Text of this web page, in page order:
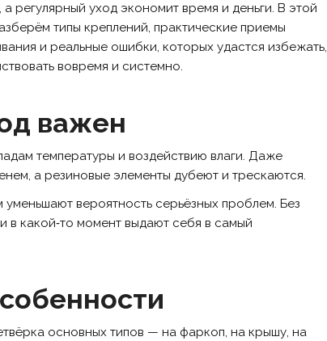
а регулярный уход экономит время и деньги. В этой
типы креплений, практические приемы
и реальные ошибки, которых удастся избежать,
вовремя и системно.
важен
температуры и воздействию влаги. Даже
а резиновые элементы дубеют и трескаются.
вероятность серьёзных проблем. Без
в какой‑то момент выдают себя в самый
основных типов — на фаркоп, на крышу, на